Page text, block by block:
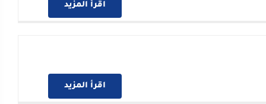
اقرأ المزيد
اقرأ المزيد